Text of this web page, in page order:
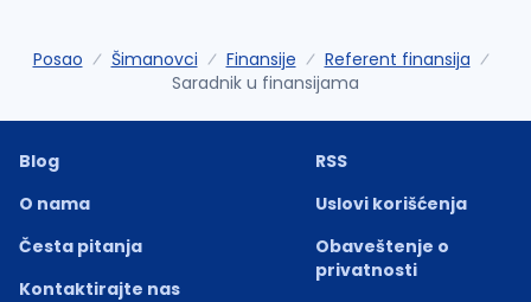
Posao Šimanovci Finansije
Referent finansija
Saradnik u finansijama
Blog
O nama
Česta pitanja
Kontaktirajte nas
RSS
Uslovi korišćenja
Obaveštenje o
privatnosti